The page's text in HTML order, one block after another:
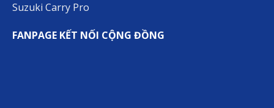
Suzuki Carry Pro
FANPAGE KẾT NỐI CỘNG ĐỒNG